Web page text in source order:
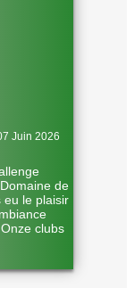
Juin 2026
de
eu le plaisir
clubs